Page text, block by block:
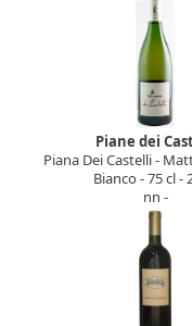
Piane dei
Piana Dei Castelli -
Bianco - 75 cl -
nn -